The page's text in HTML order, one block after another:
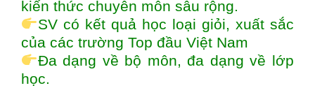
kiến thức chuyên môn sâu rộng.
SV có kết quả học loại giỏi, xuất sắc
của các trường Top đầu Việt Nam
Đa dạng về bộ môn, đa dạng về lớp
học.